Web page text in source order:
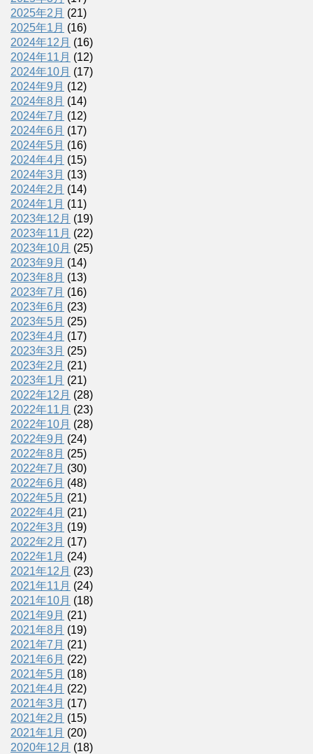
2025年2月 (21)
2025年1月 (16)
2024年12月 (16)
2024年11月 (12)
2024年10月 (17)
2024年9月 (12)
2024年8月 (14)
2024年7月 (12)
2024年6月 (17)
2024年5月 (16)
2024年4月 (15)
2024年3月 (13)
2024年2月 (14)
2024年1月 (11)
2023年12月 (19)
2023年11月 (22)
2023年10月 (25)
2023年9月 (14)
2023年8月 (13)
2023年7月 (16)
2023年6月 (23)
2023年5月 (25)
2023年4月 (17)
2023年3月 (25)
2023年2月 (21)
2023年1月 (21)
2022年12月 (28)
2022年11月 (23)
2022年10月 (28)
2022年9月 (24)
2022年8月 (25)
2022年7月 (30)
2022年6月 (48)
2022年5月 (21)
2022年4月 (21)
2022年3月 (19)
2022年2月 (17)
2022年1月 (24)
2021年12月 (23)
2021年11月 (24)
2021年10月 (18)
2021年9月 (21)
2021年8月 (19)
2021年7月 (21)
2021年6月 (22)
2021年5月 (18)
2021年4月 (22)
2021年3月 (17)
2021年2月 (15)
2021年1月 (20)
2020年12月 (18)